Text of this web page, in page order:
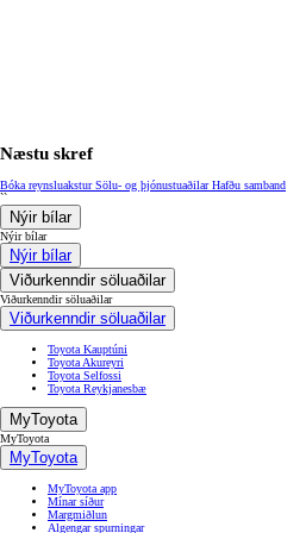
Næstu skref
Bóka reynsluaksturSölu- og þjónustuaðilarHafðu samband
``
Nýir bílar
Nýir bílar
Nýir bílar
Viðurkenndir söluaðilar
Viðurkenndir söluaðilar
Viðurkenndir söluaðilar
Toyota Kauptúni
Toyota Akureyri
Toyota Selfossi
Toyota Reykjanesbæ
MyToyota
MyToyota
MyToyota
MyToyota app
Mínar síður
Margmiðlun
Algengar spurningar